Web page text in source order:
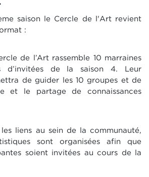
saison le Cercle de l'Art revient
:
de l’Art rassemble 10 marraines
d’invitées de la saison 4. Leur
de guider les 10 groupes et de
et le partage de connaissances
liens au sein de la communauté,
sont organisées afin que
soient invitées au cours de la